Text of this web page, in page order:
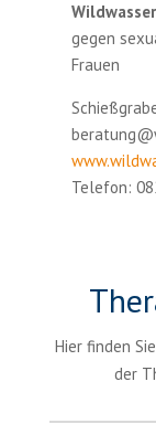
gegen
Frauen
Telefon:
Hier finden
der